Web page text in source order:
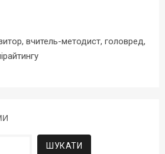
вчитель-методист, головред,